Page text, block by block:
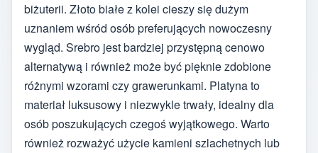
biżuterii. Złoto białe z kolei cieszy się dużym
uznaniem wśród osób preferujących nowoczesny
wygląd. Srebro jest bardziej przystępną cenowo
alternatywą i również może być pięknie zdobione
różnymi wzorami czy grawerunkami. Platyna to
materiał luksusowy i niezwykle trwały, idealny dla
osób poszukujących czegoś wyjątkowego. Warto
również rozważyć użycie kamieni szlachetnych lub